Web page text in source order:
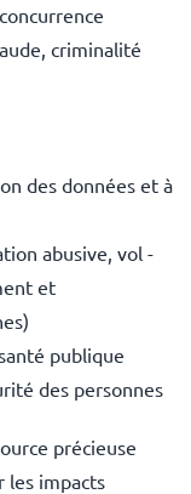
criminalité
des données et à
abusive, vol -
et
publique
des personnes
précieuse
les impacts